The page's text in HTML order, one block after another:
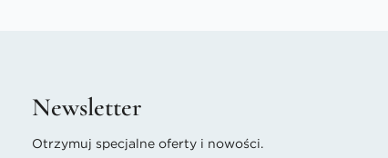
Newsletter
Otrzymuj specjalne oferty i nowości.